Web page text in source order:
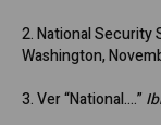
2. National
Washington,
3. Ver “National….”